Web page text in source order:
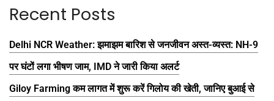
Recent Posts
Delhi NCR Weather: झमाझम बारिश से जनजीवन अस्त-व्यस्त: NH-9
पर घंटों लगा भीषण जाम, IMD ने जारी किया अलर्ट
Giloy Farming कम लागत में शुरू करें गिलोय की खेती, जानिए बुआई से